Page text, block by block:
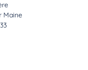
Maine